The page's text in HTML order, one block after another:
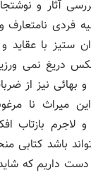
بررسی آثار و
فردی نامتعارف و
ستیز با عقاید
دریغ نمی
و بهائی نیز از
میراث نا
لاجرم بازتاب
باشد کتابی
دست داریم که